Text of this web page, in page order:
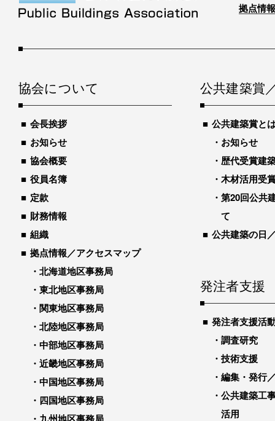
拠点情
協会について
会長挨拶
お知らせ
協会概要
役員名簿
定款
財務情報
組織
拠点情報／アクセスマップ
北海道地区事務局
東北地区事務局
関東地区事務局
北陸地区事務局
中部地区事務局
近畿地区事務局
中国地区事務局
四国地区事務局
公共建築賞
公共建築賞と
お知らせ
歴代受賞建
木材活用受
第20回公共
て
公共建築の日
発注者支援
発注者支援活
調査研究
技術支援
編集・発行
公共建築工
活用